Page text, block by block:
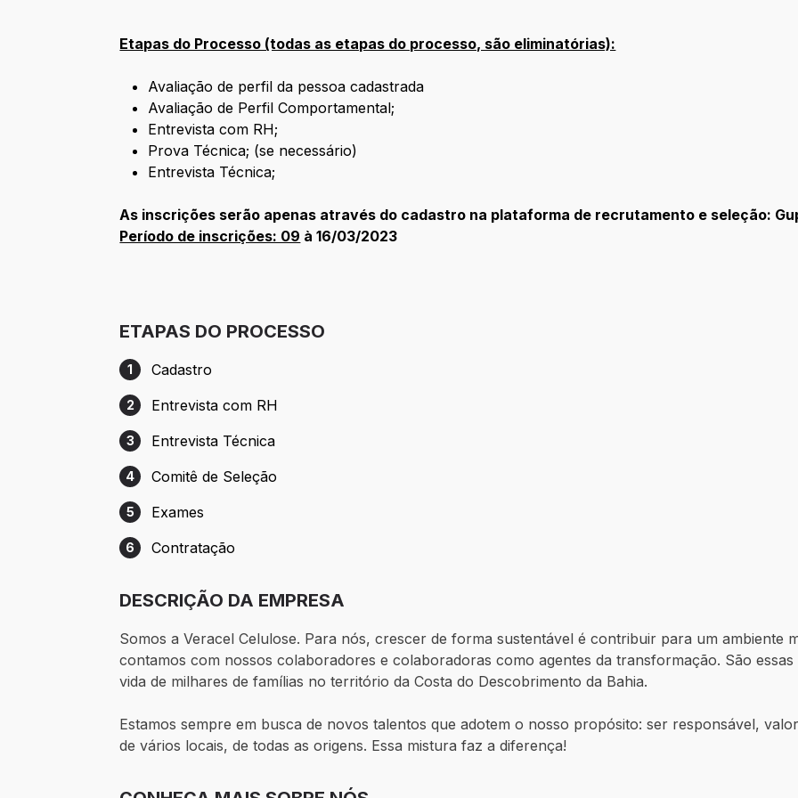
Etapas do Processo (todas as etapas do processo, são eliminatórias):
Avaliação de perfil da pessoa cadastrada
Avaliação de Perfil Comportamental;
Entrevista com RH;
Prova Técnica; (se necessário)
Entrevista Técnica;
As inscrições serão apenas através do cadastro na plataforma de recrutamento e seleção:
Período de inscrições: 09 à 16/03/2023
ETAPAS DO PROCESSO
Etapa 1: Cadastro
1 Cadastro
Etapa 2: Entrevista com RH
2 Entrevista com RH
Etapa 3: Entrevista Técnica
3 Entrevista Técnica
Etapa 4: Comitê de Seleção
4 Comitê de Seleção
Etapa 5: Exames
5 Exames
Etapa 6: Contratação
6 Contratação
DESCRIÇÃO DA EMPRESA
Somos a Veracel Celulose. Para nós, crescer de forma sustentável é contribuir para um ambiente
contamos com nossos colaboradores e colaboradoras como agentes da transformação. São
vida de milhares de famílias no território da Costa do Descobrimento da Bahia.
Estamos sempre em busca de novos talentos que adotem o nosso propósito: ser responsável,
de vários locais, de todas as origens. Essa mistura faz a diferença!